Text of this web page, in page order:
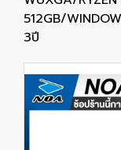
512GB/
3ปี